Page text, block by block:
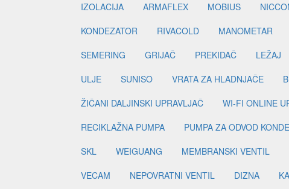
IZOLACIJA
ARMAFLEX MOBIUS
KONDEZATOR
RIVACOLD MANOMETAR
SEMERING
GRIJAČ PREKIDAČ LEŽAJ
ULJE
SUNISO VRATA ZA HLADNJAČE
ŽIČANI DALJINSKI UPRAVLJAČ
WI-FI ONLINE
RECIKLAŽNA PUMPA
PUMPA ZA ODVOD
SKL
WEIGUANG MEMBRANSKI VENTIL
VECAM
NEPOVRATNI VENTIL DIZNA